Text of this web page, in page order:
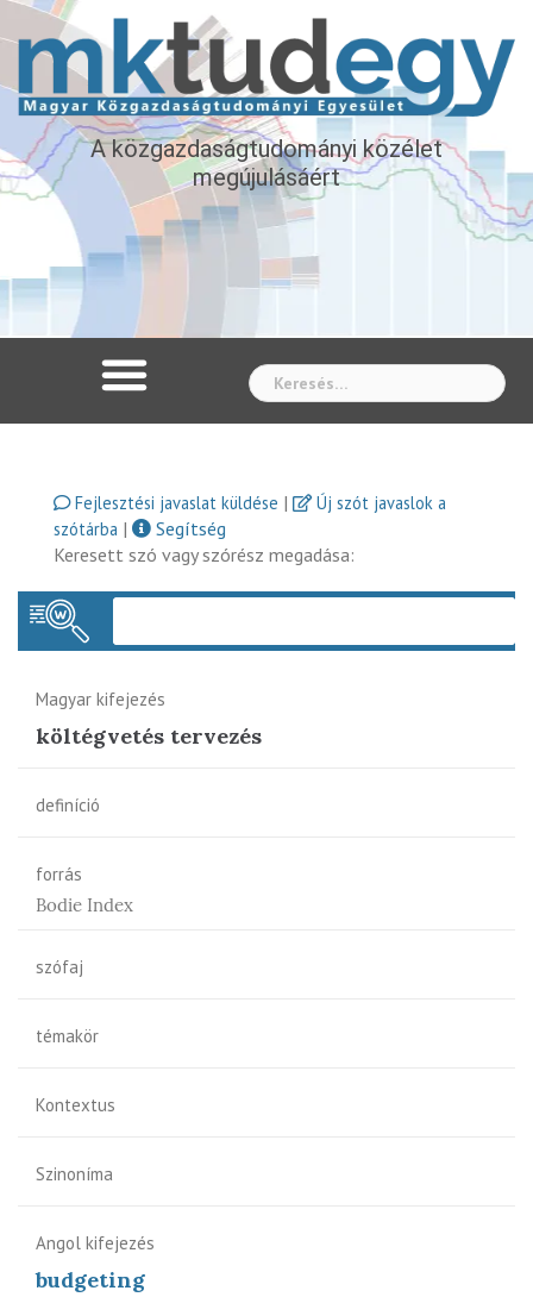
A közgazdaságtudományi közélet
megújulásáért
Fejlesztési javaslat küldése |
Új szót javaslok a
szótárba |
Segítség
Keresett szó vagy szórész megadása:
Magyar kifejezés
költégvetés tervezés
definíció
forrás
Bodie Index
szófaj
témakör
Kontextus
Szinoníma
Angol kifejezés
budgeting